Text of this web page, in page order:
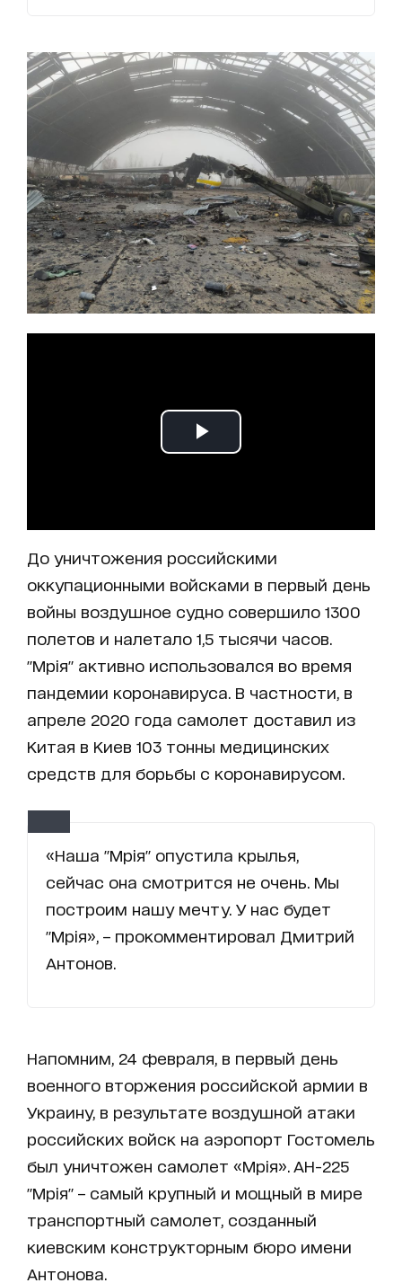
До уничтожения российскими
оккупационными войсками в первый день
войны воздушное судно совершило 1300
полетов и налетало 1,5 тысячи часов.
"Мрія" активно использовался во время
пандемии коронавируса. В частности, в
апреле 2020 года самолет доставил из
Китая в Киев 103 тонны медицинских
средств для борьбы с коронавирусом.
«Наша "Мрія" опустила крылья,
сейчас она смотрится не очень. Мы
построим нашу мечту. У нас будет
"Мрія», – прокомментировал Дмитрий
Антонов.
Напомним, 24 февраля, в первый день
военного вторжения российской армии в
Украину, в результате воздушной атаки
российских войск на аэропорт Гостомель
был уничтожен самолет «Мрія». АН-225
"Мрія" – самый крупный и мощный в мире
транспортный самолет, созданный
киевским конструкторным бюро имени
Антонова.